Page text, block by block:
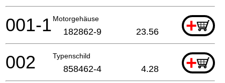
Motorgehäuse +
001-1 182862-9 23.56
Typenschild +
002 858462-4 4.28